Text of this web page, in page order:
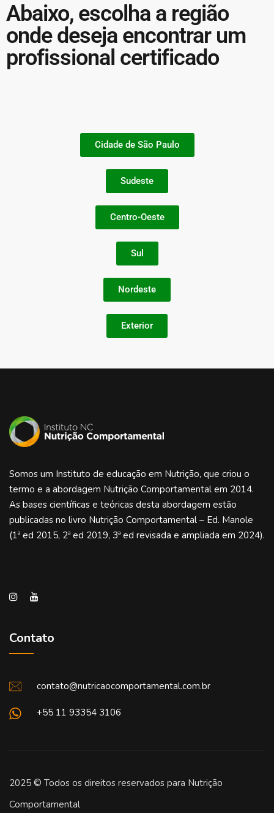
Abaixo, escolha a região
onde deseja encontrar um
profissional certificado
Cidade de São Paulo
Sudeste
Centro-Oeste
Sul
Nordeste
Exterior
Somos um Instituto de educação em Nutrição, que criou o
termo e a abordagem Nutrição Comportamental em 2014.
As bases científicas e teóricas desta abordagem estão
publicadas no livro Nutrição Comportamental – Ed. Manole
(1ª ed 2015, 2ª ed 2019, 3ª ed revisada e ampliada em 2024).
Contato
contato@nutricaocomportamental.com.br
+55 11 93354 3106
2025 © Todos os direitos reservados para Nutrição
Comportamental